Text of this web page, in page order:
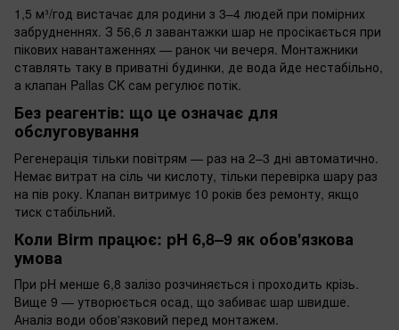
1,5 м³/год вистачає для родини з 3–4 людей при помірних
забрудненнях. З 56,6 л завантажки шар не просікається при
пікових навантаженнях — ранок чи вечеря. Монтажники
ставлять таку в приватні будинки, де вода йде нестабільно,
а клапан Pallas CK сам регулює потік.
Без реагентів: що це означає для
обслуговування
Регенерація тільки повітрям — раз на 2–3 дні автоматично.
Немає витрат на сіль чи кислоту, тільки перевірка шару раз
на пів року. Клапан витримує 10 років без ремонту, якщо
тиск стабільний.
Коли Birm працює: pH 6,8–9 як обов'язкова
умова
При pH менше 6,8 залізо розчиняється і проходить крізь.
Вище 9 — утворюється осад, що забиває шар швидше.
Аналіз води обов'язковий перед монтажем.